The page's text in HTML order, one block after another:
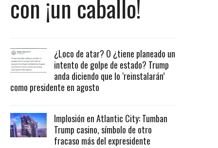
con ¡un caballo!
¿Loco de atar? O ¿tiene planeado un
intento de golpe de estado? Trump
anda diciendo que lo ‘reinstalarán’
como presidente en agosto
Implosión en Atlantic City: Tumban
Trump casino, símbolo de otro
fracaso más del expresidente